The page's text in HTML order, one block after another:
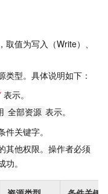
值为写入（Write）、
类型。具体说明如下：
表示。
全部资源 表示。
关键字。
其他权限。操作者必须
。